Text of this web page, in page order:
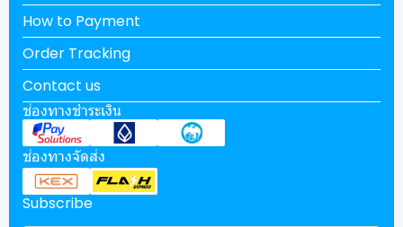
How to Payment
Order Tracking
Contact us
ช่องทางชำระเงิน
ช่องทางจัดส่ง
Subscribe